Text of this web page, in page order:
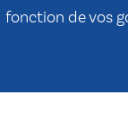
fonction de vos